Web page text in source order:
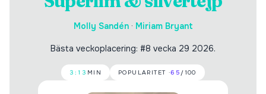
Molly Sandén· Miriam Bryant
Bästa veckoplacering: #8 vecka 29 2026.
3:13 MIN POPULARITET ·65 /100